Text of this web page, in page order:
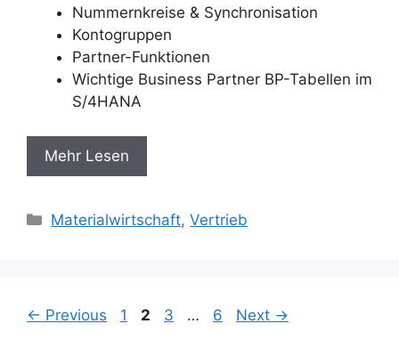
Nummernkreise & Synchronisation
Kontogruppen
Partner-Funktionen
Wichtige Business Partner BP-Tabellen im
S/4HANA
Mehr Lesen
Categories
Materialwirtschaft,Vertrieb
← Previous Page
1 Page
2 Page
3 … Page
6 Next →